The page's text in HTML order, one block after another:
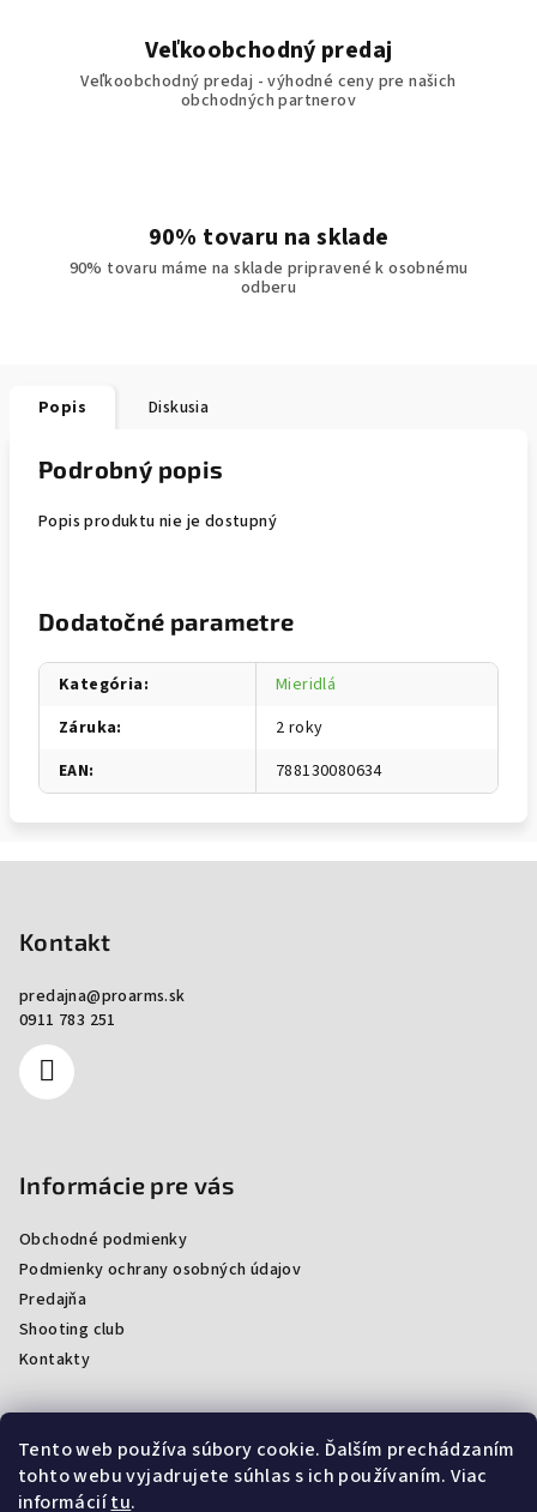
Tento web používa súbory cookie. Ďalším prechádzaním
tohto webu vyjadrujete súhlas s ich používaním. Viac
informáciítu.
Veľkoobchodný predaj
Veľkoobchodný predaj - výhodné ceny pre našich
obchodných partnerov
90% tovaru na sklade
90% tovaru máme na sklade pripravené k osobnému
odberu
Popis Diskusia
Podrobný popis
Popis produktu nie je dostupný
Dodatočné parametre
Kategória:
Mieridlá
Záruka:
2 roky
EAN: 788130080634
Kontakt
predajna@proarms.sk
0911 783 251
Informácie pre vás
Obchodné podmienky
Podmienky ochrany osobných údajov
Predajňa
Shooting club
Kontakty
Facebook